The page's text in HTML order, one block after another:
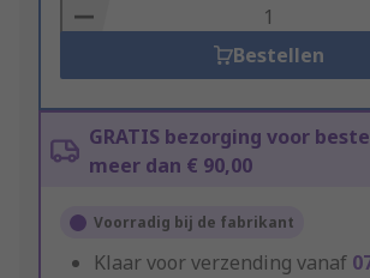
Basket
Bestellen
GRATIS bezorging voor
meer dan € 90,00
Voorradig bij de fabrikant
Klaar voor verzending vanaf